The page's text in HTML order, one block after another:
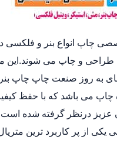
چاپ انواع بنر و فلکسی
طراحی و چاپ می شوند.این
به روز صنعت چاپ چاپ بنر
چاپ می باشد که با حفظ
عزیز درنظر گرفته شده است
از پر کاربرد ترین